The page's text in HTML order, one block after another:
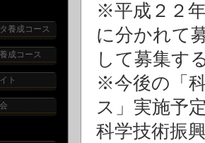
養成コース
成コース
ト
※平成２２
に分かれて
して募集す
※今後の「
ス」実施予
科学技術振